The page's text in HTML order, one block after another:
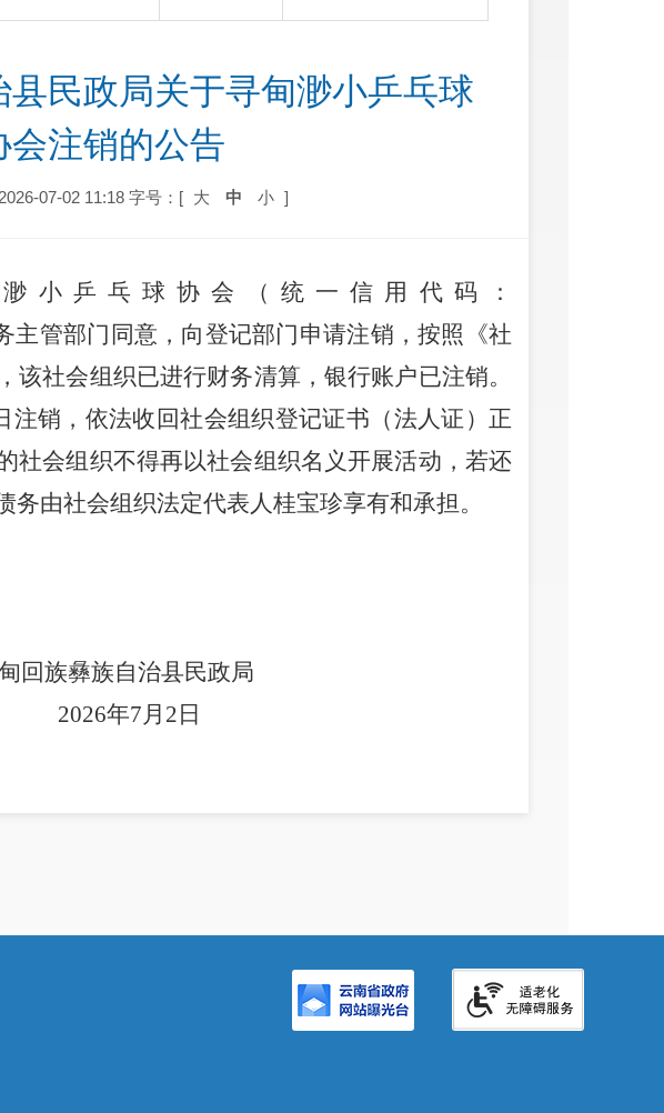
民政局关于寻甸渺小乒乓球
会注销的公告
07-02 11:18 字号：[ 大 中 小 ]
小乒乓球协会
（统一信用代码：
主管部门同意，向登记部门申请注销，按照
《社
该社会组织已进行财务清算，银行账户已注销。
注销，依法收回社会组织登记证书（法人证）正
社会组织不得再以社会组织名义开展活动，若还
由社会组织法定代表人桂宝珍享有和承担。
回族彝族自治县民政局
2026年7月 2 日